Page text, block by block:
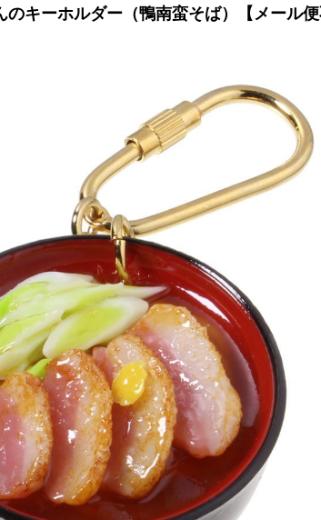
キーホルダー（鴨南蛮そば）【メール便